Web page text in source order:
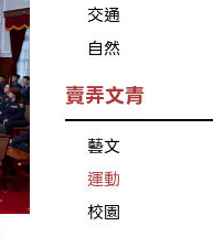
交通
自然
賣弄文青
藝文
運動
校園